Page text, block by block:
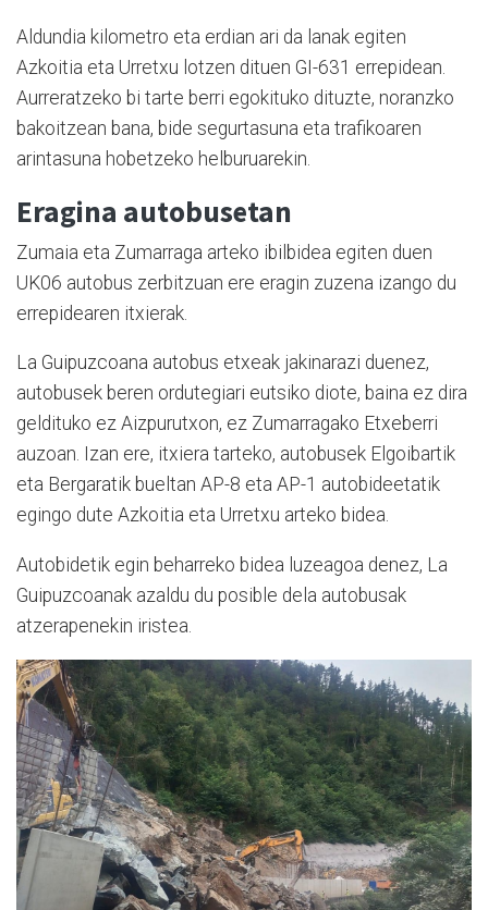
Aldundia kilometro eta erdian ari da lanak egiten
Azkoitia eta Urretxu lotzen dituen GI-631 errepidean.
Aurreratzeko bi tarte berri egokituko dituzte, noranzko
bakoitzean bana, bide segurtasuna eta trafikoaren
arintasuna hobetzeko helburuarekin.
Eragina autobusetan
Zumaia eta Zumarraga arteko ibilbidea egiten duen
UK06 autobus zerbitzuan ere eragin zuzena izango du
errepidearen itxierak.
La Guipuzcoana autobus etxeak jakinarazi duenez,
autobusek beren ordutegiari eutsiko diote, baina ez dira
geldituko ez Aizpurutxon, ez Zumarragako Etxeberri
auzoan. Izan ere, itxiera tarteko, autobusek Elgoibartik
eta Bergaratik bueltan AP-8 eta AP-1 autobideetatik
egingo dute Azkoitia eta Urretxu arteko bidea.
Autobidetik egin beharreko bidea luzeagoa denez, La
Guipuzcoanak azaldu du posible dela autobusak
atzerapenekin iristea.